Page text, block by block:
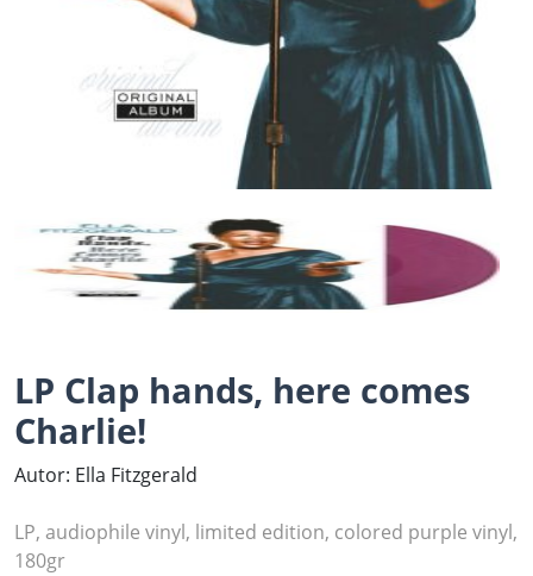
LP Clap hands, here comes
Charlie!
Autor: Ella Fitzgerald
LP, audiophile vinyl, limited edition, colored purple vinyl,
180gr